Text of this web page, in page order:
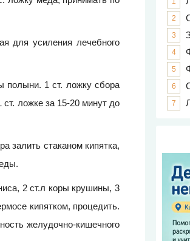
для усиления лечебного
полыни. 1 ст. ложку сбора
ст. ложке за 15-20 минут до
залить стаканом кипятка,
2 ст.л коры крушины, 3
кипятком, процедить.
желудочно-кишечного
2
3
4
5
6
7